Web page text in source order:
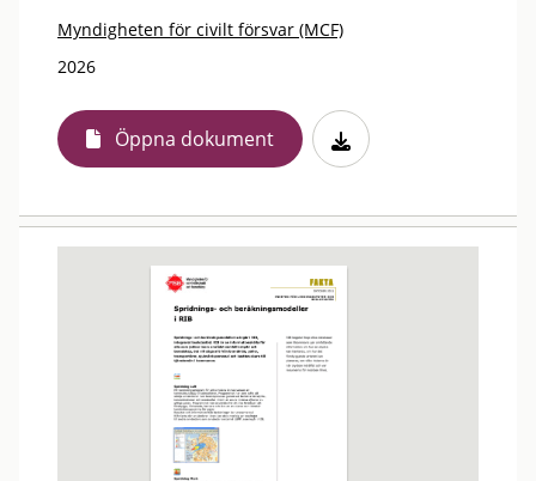
Myndigheten för civilt försvar (MCF)
2026
Öppna dokument